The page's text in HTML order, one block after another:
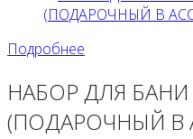
Подробнее
НАБОР ДЛЯ
(ПОДАРОЧНЫЙ В